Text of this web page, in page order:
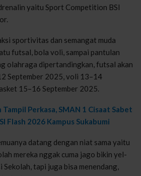
yaitu Sport Competition BSI
sportivitas dan semangat muda
futsal, bola voli, sampai pantulan
olahraga dipertandingkan, futsal akan
September 2025, voli 13–14
15–16 September 2025.
Perkasa, SMAN 1 Cisaat Sabet
Flash 2026 Kampus Sukabumi
datang dengan niat sama yaitu
mereka nggak cuma jago bikin yel-
tapi juga bisa menendang,